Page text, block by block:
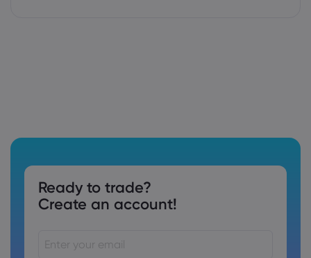
Ready to trade?
Create an account!